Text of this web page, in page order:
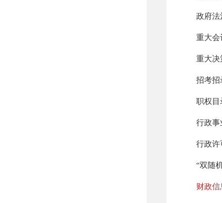
政府法
重大会
重大决
招考招
职权目
行政事
行政许
“双随
财政信